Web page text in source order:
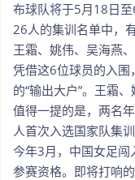
布球队将于5月18日至
26人的集训名单中，
王霜、姚伟、吴海燕
凭借这6位球员的入围
的“输出大户”。王霜
值得一提的是，两名
人首次入选国家队集训
今年3月，中国女足
参赛资格。即将打响